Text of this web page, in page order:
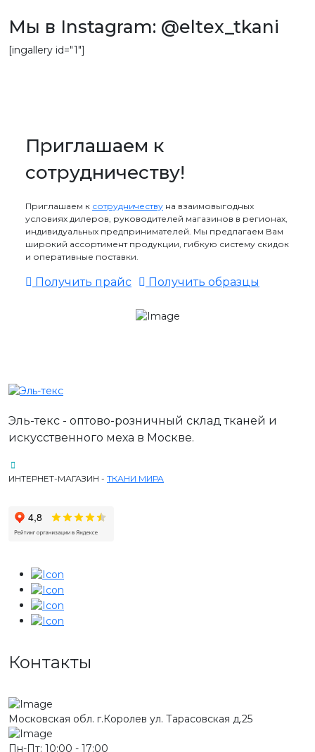
Мы в Instagram: @eltex_tkani
[ingallery id="1"]
Приглашаем к
сотрудничеству!
Приглашаем к сотрудничеству на взаимовыгодных
условиях дилеров, руководителей магазинов в регионах,
индивидуальных предпринимателей. Мы предлагаем Вам
широкий ассортимент продукции, гибкую систему скидок
и оперативные поставки.
Получить прайс Получить образцы
Эль-текс - оптово-розничный склад тканей и
искусственного меха в Москве.
ИНТЕРНЕТ-МАГАЗИН - ТКАНИ МИРА
Контакты
Московская обл. г.Королев ул. Тарасовская д.25
Пн-Пт: 10:00 - 17:00